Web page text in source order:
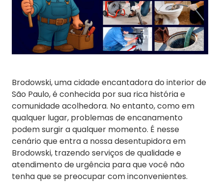
Brodowski, uma cidade encantadora do interior de
São Paulo, é conhecida por sua rica história e
comunidade acolhedora. No entanto, como em
qualquer lugar, problemas de encanamento
podem surgir a qualquer momento. É nesse
cenário que entra a nossa desentupidora em
Brodowski, trazendo serviços de qualidade e
atendimento de urgência para que você não
tenha que se preocupar com inconvenientes.